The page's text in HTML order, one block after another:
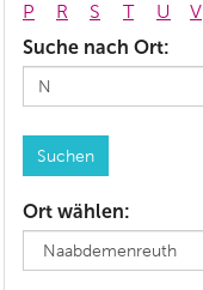
P
R S T U V
Suche nach Ort:
Ort wählen: